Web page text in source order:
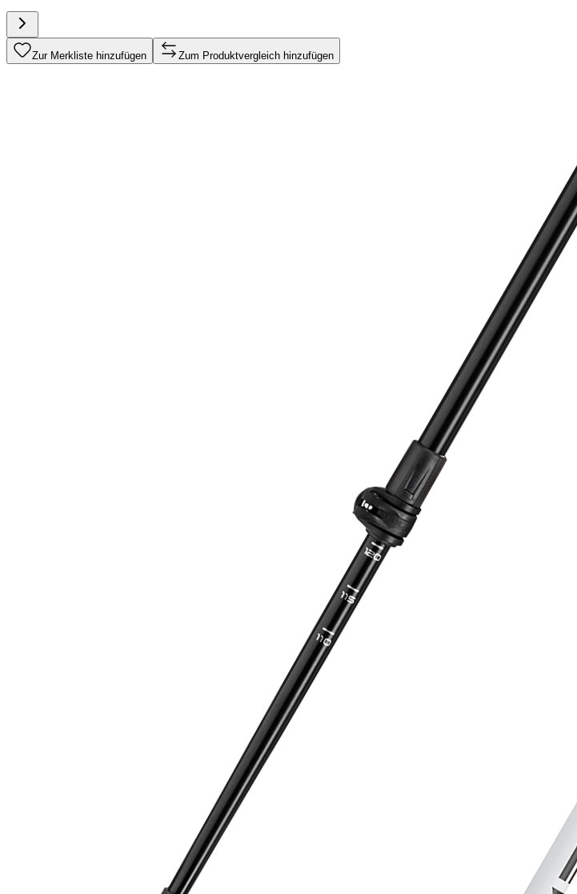
Zur Merkliste hinzufügen Zum Produktvergleich hinzufügen